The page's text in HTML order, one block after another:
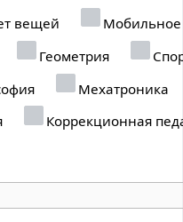
вещей
Мобильное
Геометрия
Мехатроника
Коррекционная